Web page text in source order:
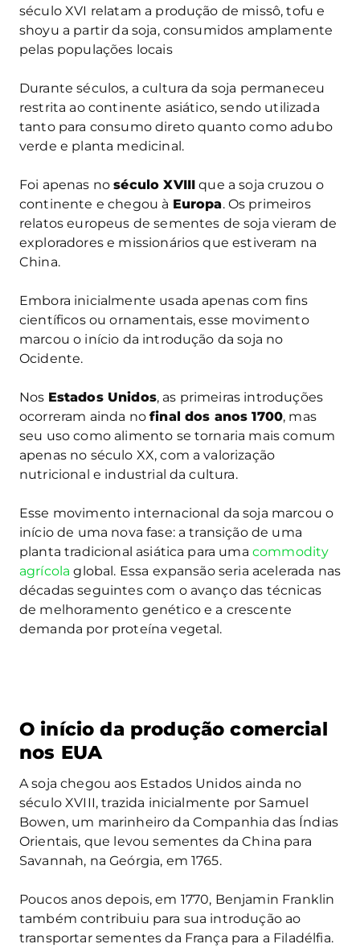
século XVI relatam a produção de missô, tofu e
shoyu a partir da soja, consumidos amplamente
pelas populações locais​
Durante séculos, a cultura da soja permaneceu
restrita ao continente asiático, sendo utilizada
tanto para consumo direto quanto como adubo
verde e planta medicinal.
Foi apenas noséculo XVIII que a soja cruzou o
continente e chegou à Europa. Os primeiros
relatos europeus de sementes de soja vieram de
exploradores e missionários que estiveram na
China.
Embora inicialmente usada apenas com fins
científicos ou ornamentais, esse movimento
marcou o início da introdução da soja no
Ocidente.
Nos Estados Unidos, as primeiras introduções
ocorreram ainda nofinal dos anos 1700, mas
seu uso como alimento se tornaria mais comum
apenas no século XX, com a valorização
nutricional e industrial da cultura.
Esse movimento internacional da soja marcou o
início de uma nova fase: a transição de uma
planta tradicional asiática para uma commodity
agrícola global. Essa expansão seria acelerada nas
décadas seguintes com o avanço das técnicas
de melhoramento genético e a crescente
demanda por proteína vegetal.
O início da produção comercial
nos EUA
A soja chegou aos Estados Unidos ainda no
século XVIII, trazida inicialmente por Samuel
Bowen, um marinheiro da Companhia das Índias
Orientais, que levou sementes da China para
Savannah, na Geórgia, em 1765.
Poucos anos depois, em 1770, Benjamin Franklin
também contribuiu para sua introdução ao
transportar sementes da França para a Filadélfia.